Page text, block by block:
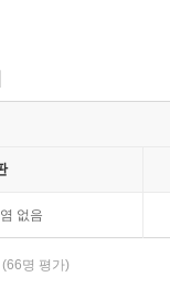
없음
(66명 평가)